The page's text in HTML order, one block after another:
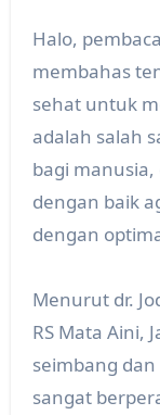
Halo,
membahas
sehat untuk
adalah salah
bagi
dengan baik
dengan
Menurut dr.
RS Mata Aini,
seimbang
sangat